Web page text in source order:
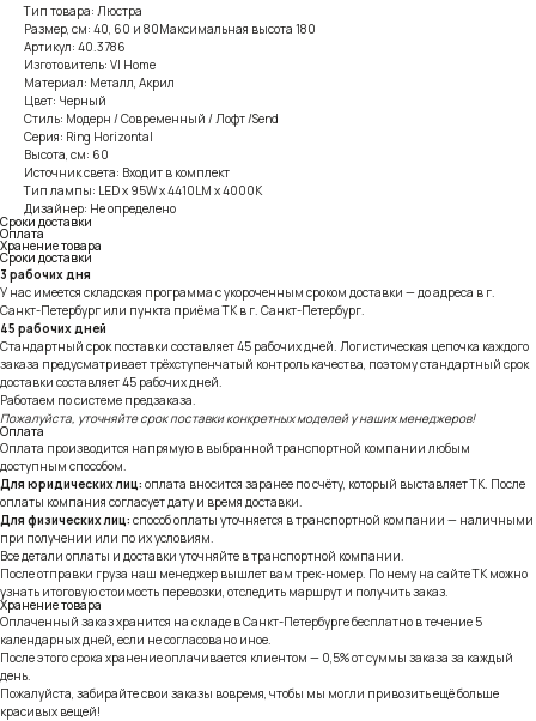
Тип товара: Люстра
Размер, см: 40, 60 и 80Максимальная высота 180
Артикул: 40.3786
Изготовитель: VI Home
Материал: Металл, Акрил
Цвет: Черный
Стиль: Модерн / Современный / Лофт /Send
Серия: Ring Horizontal
Высота, см: 60
Источник света: Входит в комплект
Тип лампы: LED x 95W x 4410LM x 4000K
Дизайнер: Не определено
Сроки доставки
Оплата
Хранение товара
Сроки доставки
3 рабочих дня
У нас имеется складская программа с укороченным сроком доставки — до адреса в г.
Санкт-Петербург или пункта приёма ТК в г. Санкт-Петербург.
45 рабочих дней
Стандартный срок поставки составляет 45 рабочих дней. Логистическая цепочка каждого
заказа предусматривает трёхступенчатый контроль качества, поэтому стандартный срок
доставки составляет 45 рабочих дней.
Работаем по системе предзаказа.
Пожалуйста, уточняйте срок поставки конкретных моделей у наших менеджеров!
Оплата
Оплата производится напрямую в выбранной транспортной компании любым
доступным способом.
Для юридических лиц: оплата вносится заранее по счёту, который выставляет ТК. После
оплаты компания согласует дату и время доставки.
Для физических лиц: способ оплаты уточняется в транспортной компании — наличными
при получении или по их условиям.
Все детали оплаты и доставки уточняйте в транспортной компании.
После отправки груза наш менеджер вышлет вам трек-номер. По нему на сайте ТК можно
узнать итоговую стоимость перевозки, отследить маршрут и получить заказ.
Хранение товара
Оплаченный заказ хранится на складе в Санкт-Петербурге бесплатно в течение 5
календарных дней, если не согласовано иное.
После этого срока хранение оплачивается клиентом — 0,5% от суммы заказа за каждый
день.
Пожалуйста, забирайте свои заказы вовремя, чтобы мы могли привозить ещё больше
красивых вещей!